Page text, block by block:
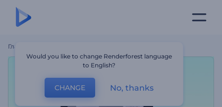
Главная
Would you like to change Renderforest language
to English?
CHANGE No, thanks